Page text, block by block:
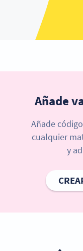
Añade
Añade
cualquier
y